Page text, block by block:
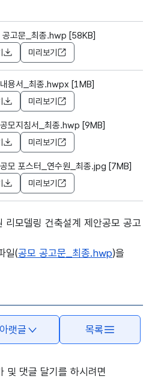
공고문_최종.hwp [58KB]
미리보기
용서_최종.hwpx [1MB]
미리보기
모지침서_최종.hwp [9MB]
미리보기
모 포스터_연수원_최종.jpg [7MB]
미리보기
리모델링 건축설계 제안공모 공고
일(공모 공고문_최종.hwp)을
아랫글 목록
및 댓글 달기를 하시려면